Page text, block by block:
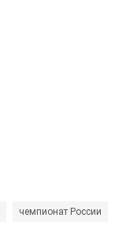
чемпионат России